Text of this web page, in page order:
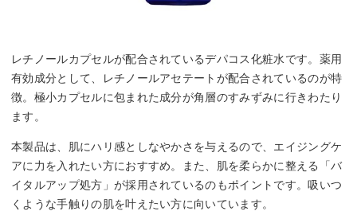
レチノールカプセルが配合されているデパコス化粧水です。薬用
有効成分として、レチノールアセテートが配合されているのが特
徴。極小カプセルに包まれた成分が角層のすみずみに行きわたり
ます。
本製品は、肌にハリ感としなやかさを与えるので、エイジングケ
アに力を入れたい方におすすめ。また、肌を柔らかに整える「バ
イタルアップ処方」が採用されているのもポイントです。吸いつ
くような手触りの肌を叶えたい方に向いています。